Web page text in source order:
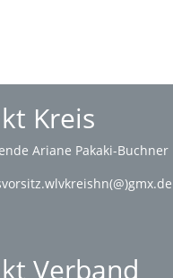
Kreis
Ariane Pakaki-Buchner
Verband